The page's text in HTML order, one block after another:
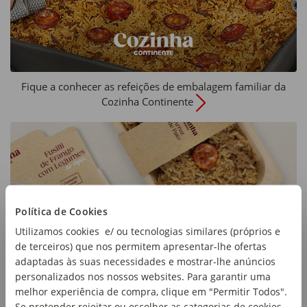
Política de Cookies
Utilizamos cookies e/ ou tecnologias similares (próprios e
de terceiros) que nos permitem apresentar-lhe ofertas
adaptadas às suas necessidades e mostrar-lhe anúncios
personalizados nos nossos websites. Para garantir uma
melhor experiência de compra, clique em "Permitir Todos".
Tipo de produto:
Refeições Peixe e Marisco
Dimensões:
6 doses
Fique a conhecer as refeições de embalagem familiar da
Cozinha Continente